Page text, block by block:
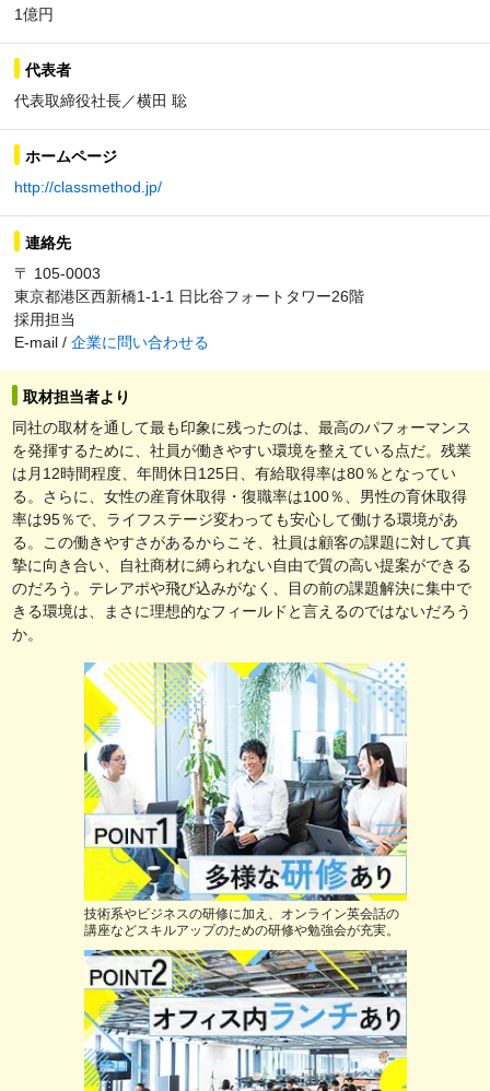
1億円
代表者
代表取締役社長／横田 聡
ホームページ
http://classmethod.jp/
連絡先
〒 105-0003
東京都港区西新橋1-1-1 日比谷フォートタワー26階
採用担当
E-mail / 企業に問い合わせる
取材担当者より
同社の取材を通して最も印象に残ったのは、最高のパフォーマンス
を発揮するために、社員が働きやすい環境を整えている点だ。残業
は月12時間程度、年間休日125日、有給取得率は80％となってい
る。さらに、女性の産育休取得・復職率は100％、男性の育休取得
率は95％で、ライフステージ変わっても安心して働ける環境があ
る。この働きやすさがあるからこそ、社員は顧客の課題に対して真
摯に向き合い、自社商材に縛られない自由で質の高い提案ができる
のだろう。テレアポや飛び込みがなく、目の前の課題解決に集中で
きる環境は、まさに理想的なフィールドと言えるのではないだろう
か。
技術系やビジネスの研修に加え、オンライン英会話の
講座などスキルアップのための研修や勉強会が充実。